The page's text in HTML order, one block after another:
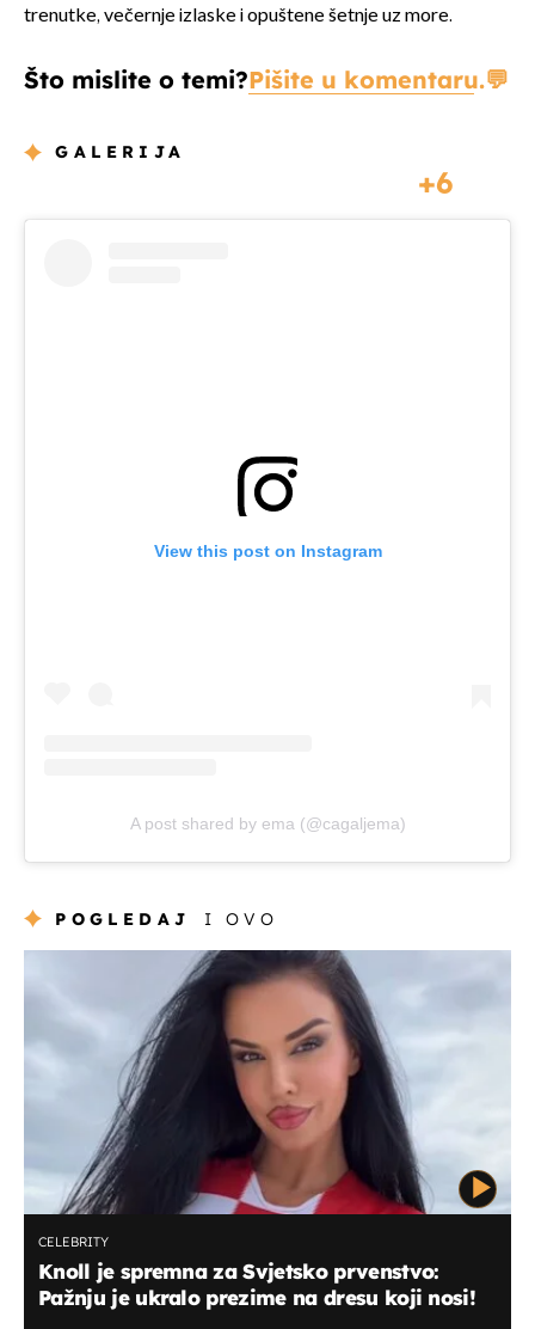
trenutke, večernje izlaske i opuštene šetnje uz more.
Što mislite o temi?Pišite u komentaru.
GALERIJA
6
View this post on Instagram
A post shared by ema (@cagaljema)
POGLEDAJ I OVO
CELEBRITY
Knoll je spremna za Svjetsko prvenstvo:
Pažnju je ukralo prezime na dresu koji nosi!